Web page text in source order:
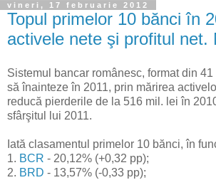
vineri, 17 februarie 2012
Topul primelor 10 bănci în
activele nete şi profitul net.
Sistemul bancar românesc, format din
să înainteze în 2011, prin mărirea
reducă pierderile de la 516 mil. lei în
sfârşitul lui 2011.
Iată clasamentul primelor 10 bănci, în
1. BCR - 20,12% (+0,32 pp);
2. BRD - 13,57% (-0,33 pp);